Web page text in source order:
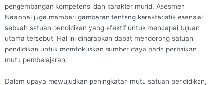
pengembangan kompetensi dan karakter murid. Asesmen
Nasional juga memberi gambaran tentang karakteristik esensial
sebuah satuan pendidikan yang efektif untuk mencapai tujuan
utama tersebut. Hal ini diharapkan dapat mendorong satuan
pendidikan untuk memfokuskan sumber daya pada perbaikan
mutu pembelajaran.
Dalam upaya mewujudkan peningkatan mutu satuan pendidikan,